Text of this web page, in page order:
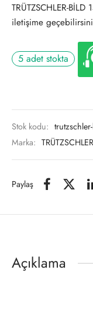
TRÜTZSCHLER-
iletişime
5 adet stokta
Stok kodu:
Marka: TRÜTZSCHLER
Paylaş
Açıklama